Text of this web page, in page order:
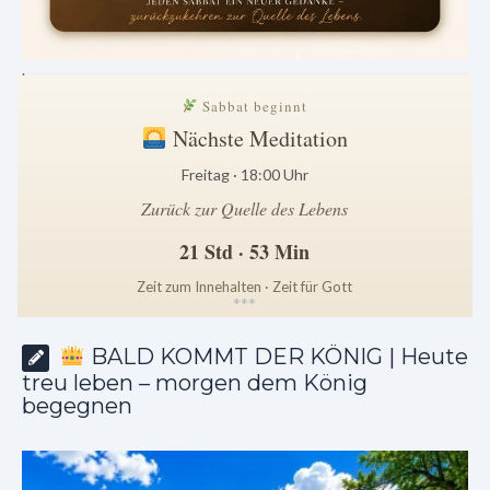
.
Sabbat beginnt
Nächste Meditation
Freitag · 18:00 Uhr
Zurück zur Quelle des Lebens
21 Std · 53 Min
Zeit zum Innehalten · Zeit für Gott
***
BALD KOMMT DER KÖNIG | Heute
treu leben – morgen dem König
begegnen